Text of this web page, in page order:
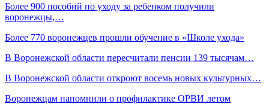
Более 900 пособий по уходу за ребенком получили
воронежцы,…
Более 770 воронежцев прошли обучение в «Школе ухода»
В Воронежской области пересчитали пенсии 139 тысячам…
В Воронежской области откроют восемь новых культурных…
Воронежцам напомнили о профилактике ОРВИ летом